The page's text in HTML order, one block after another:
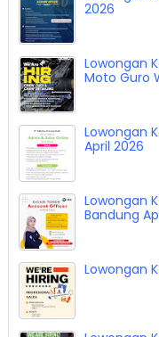
2026
Lowongan
Moto Guro
Lowongan
April 2026
Lowongan
Bandung
Lowongan